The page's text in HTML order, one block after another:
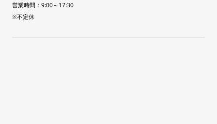
営業時間：9:00～17:30
※不定休